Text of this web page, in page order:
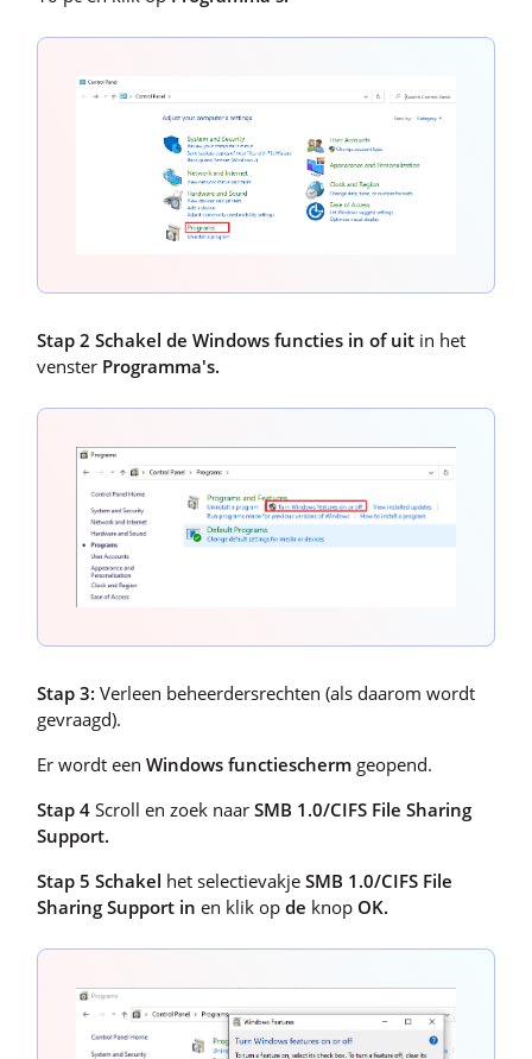
Stap 2 Schakel de Windows functies in of uit in het
venster Programma's.
Stap 3: Verleen beheerdersrechten (als daarom wordt
gevraagd).
Er wordt een Windows functiescherm geopend.
Stap 4 Scroll en zoek naar SMB 1.0/CIFS File Sharing
Support.
Stap 5 Schakel het selectievakje SMB 1.0/CIFS File
Sharing Support in en klik op de knop OK.